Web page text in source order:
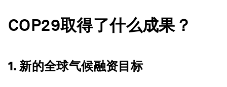
COP29取得了什么成果？
1. 新的全球气候融资目标